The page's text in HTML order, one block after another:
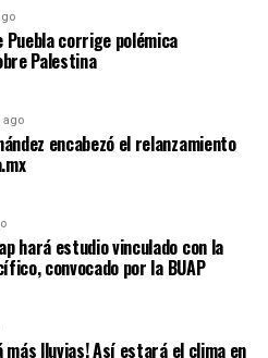
Puebla corrige polémica
Palestina
ago
encabezó el relanzamiento
hará estudio vinculado con la
convocado por la BUAP
más lluvias! Así estará el clima en